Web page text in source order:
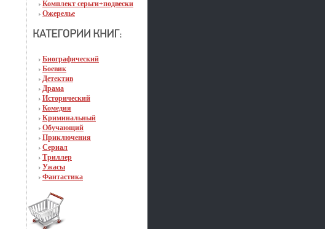
Комплект серьги+подвески
Ожерелье
Биографический
Боевик
Детектив
Драма
Исторический
Комедия
Криминальный
Обучающий
Приключения
Сериал
Триллер
Ужасы
Фантастика